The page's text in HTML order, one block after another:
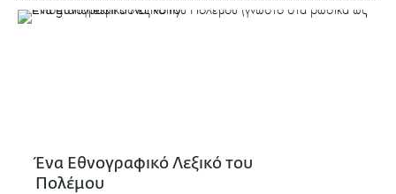
Ένα Εθνογραφικό Λεξικό του
Πολέμου